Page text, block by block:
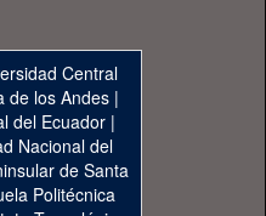
Central
de los Andes|
del Ecuador|
Nacional del
de Santa
Politécnica